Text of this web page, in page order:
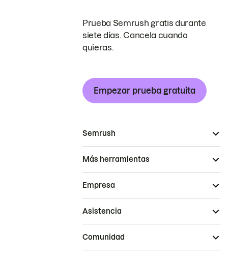
Prueba Semrush gratis durante
siete días. Cancela cuando
quieras.
Empezar prueba gratuita
Semrush
Más herramientas
Empresa
Asistencia
Comunidad